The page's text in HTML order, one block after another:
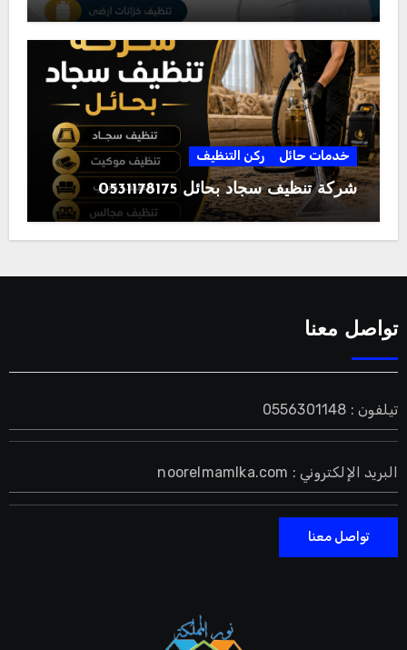
خدمات حائل ركن التنظيف
شركة تنظيف سجاد بحائل 0531178175
تواصل معنا
تيلفون : 0556301148
البريد الإلكتروني : noorelmamlka.com
تواصل معنا